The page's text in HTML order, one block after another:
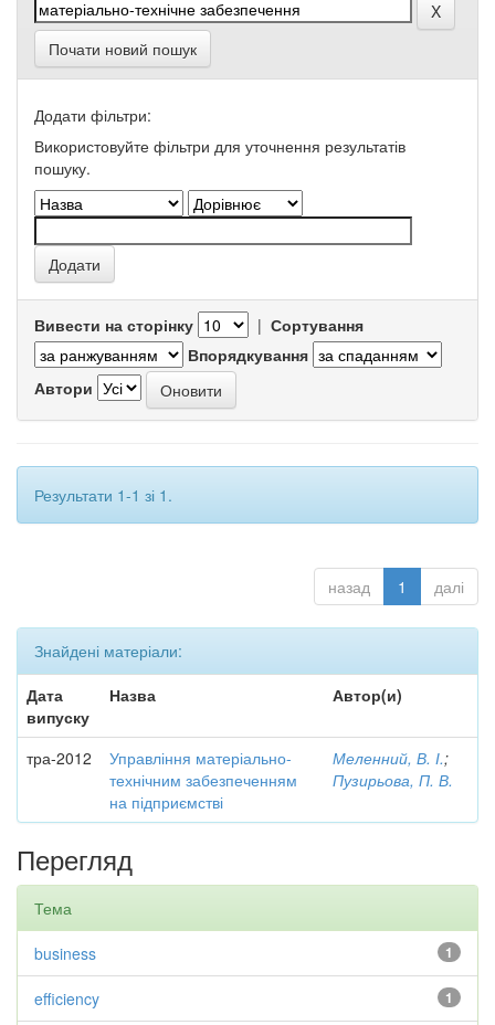
Почати новий пошук
Додати фільтри:
Використовуйте фільтри для уточнення результатів
пошуку.
Вивести на сторінку | Сортування
Впорядкування
Автори
Результати 1-1 зі 1.
назад 1 далі
Знайдені матеріали:
Дата
випуску
Назва Автор(и)
тра-2012
Управління матеріально-
технічним забезпеченням
на підприємстві
Меленний, В. І.;
Пузирьова, П. В.
Перегляд
Тема
1
business
1
efficiency